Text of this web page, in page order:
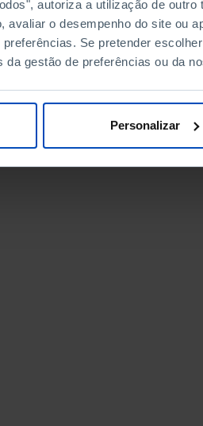
autoriza a utilização de
avaliar o desempenho do site ou
Se pretender
gestão de preferências ou da
Personalizar